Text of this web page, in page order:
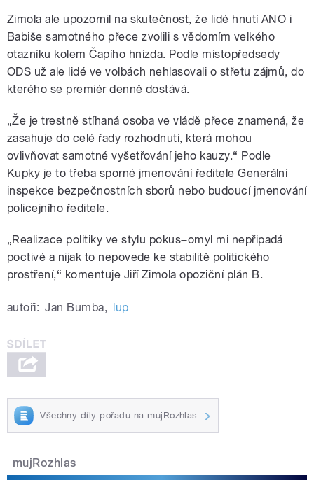
Zimola ale upozornil na skutečnost, že lidé hnutí ANO i
Babiše samotného přece zvolili s vědomím velkého
otazníku kolem Čapího hnízda. Podle místopředsedy
ODS už ale lidé ve volbách nehlasovali o střetu zájmů, do
kterého se premiér denně dostává.
„Že je trestně stíhaná osoba ve vládě přece znamená, že
zasahuje do celé řady rozhodnutí, která mohou
ovlivňovat samotné vyšetřování jeho kauzy.“ Podle
Kupky je to třeba sporné jmenování ředitele Generální
inspekce bezpečnostních sborů nebo budoucí jmenování
policejního ředitele.
„Realizace politiky ve stylu pokus−omyl mi nepřipadá
poctivé a nijak to nepovede ke stabilitě politického
prostření,“ komentuje Jiří Zimola opoziční plán B.
autoři: Jan Bumba, lup
Všechny díly pořadu na mujRozhlas
mujRozhlas